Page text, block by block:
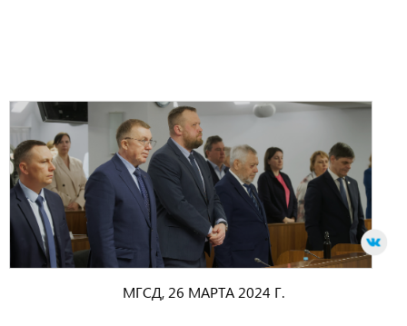
МГСД, 26 МАРТА 2024 Г.